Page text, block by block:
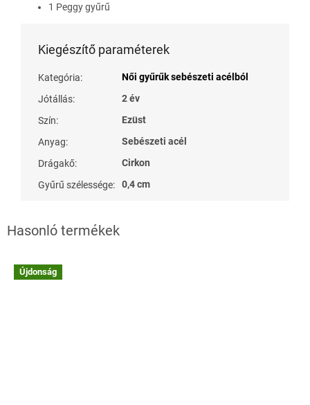
1 Peggy gyűrű
Kiegészítő paraméterek
Kategória:
Női gyűrűk sebészeti acélból
Jótállás:
2 év
Szín:
Ezüst
Anyag:
Sebészeti acél
Drágakő:
Cirkon
Gyűrű szélessége: 0,4 cm
Újdonság